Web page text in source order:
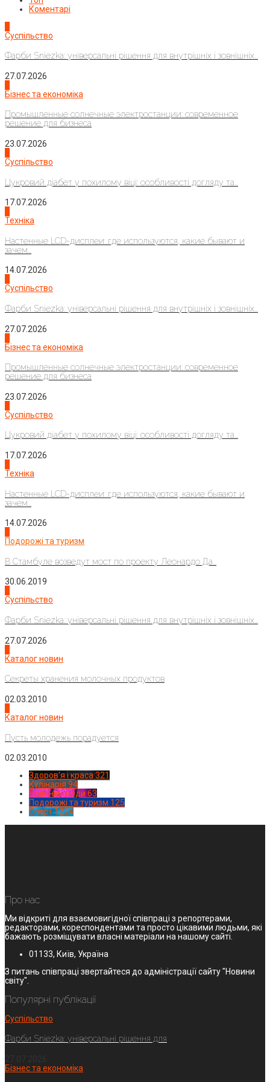
Коментарі
Суспільство
Фарби Sniezka: універсальні рішення для внутрішніх і зовнішніх...
27.07.2026
Бізнес та економіка
Промышленные солнечные электростанции: современное
решение для бизнеса
23.07.2026
Суспільство
Цукровий діабет у похилому віці: особливості догляду та...
17.07.2026
Техніка
Настенные LCD-дисплеи: где используются, какие бывают и
зачем...
14.07.2026
Суспільство
Фарби Sniezka: універсальні рішення для внутрішніх і зовнішніх...
27.07.2026
Бізнес та економіка
Промышленные солнечные электростанции: современное
решение для бизнеса
23.07.2026
Суспільство
Цукровий діабет у похилому віці: особливості догляду та...
17.07.2026
Техніка
Настенные LCD-дисплеи: где используются, какие бывают и
зачем...
14.07.2026
Подорожі та туризм
В Стамбуле возведут мост по проекту Леонардо Да...
30.06.2019
Суспільство
Фарби Sniezka: універсальні рішення для внутрішніх і зовнішніх...
27.07.2026
Каталог новин
Секреты хранения молочных продуктов
02.03.2010
Каталог новин
Пусть молодежь порадуется
02.03.2010
Здоров'я і краса 321
Кулінарія 94
Новинки моди 63
Подорожі та туризм 125
Спорт1224
Про нас
Ми відкриті для взаємовигідної співпраці з репортерами,
редакторами, кореспондентами та просто цікавими людьми, які
бажають розміщувати власні матеріали на нашому сайті.
01133, Київ, Україна
З питань співпраці звертайтеся до адміністрації сайту "Новини
світу".
Популярні публікації
Суспільство
Фарби Sniezka: універсальні рішення для
Бізнес та економіка